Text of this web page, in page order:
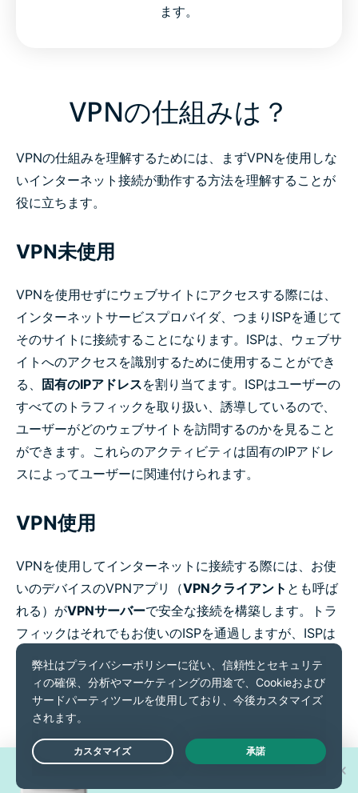
ます。
VPNの仕組みは？
VPNの仕組みを理解するためには、まずVPNを使用しな
いインターネット接続が動作する方法を理解することが
役に立ちます。
VPN未使用
VPNを使用せずにウェブサイトにアクセスする際には、
インターネットサービスプロバイダ、つまりISPを通じて
そのサイトに接続することになります。ISPは、ウェブサ
イトへのアクセスを識別するために使用することができ
る、 固有のIPアドレスを割り当てます。ISPはユーザーの
すべてのトラフィックを取り扱い、誘導しているので、
ユーザーがどのウェブサイトを訪問するのかを見ること
ができます。これらのアクティビティは固有のIPアドレ
スによってユーザーに関連付けられます。
VPN使用
VPNを使用してインターネットに接続する際には、お使
いのデバイスのVPNアプリ（VPNクライアント とも呼ば
れる）がVPNサーバーで安全な接続を構築します。トラ
フィックはそれでもお使いのISPを通過しますが、ISPは
最終目的地を読み込んだり見ることはできません。訪問
するウェブサイトはユーザーのオリジナルのIPアドレス
を見ることはできず、他の多数のユーザーが共有し、定
期的に変わるVPNサーバーのIPアドレスだけを見ること
になります。
Live Chat
新型iPhone 17 Proが